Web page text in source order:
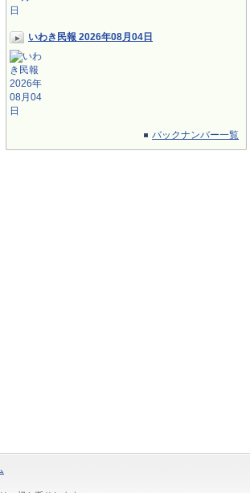
いわき民報 2026年08月04日
バックナンバー一覧